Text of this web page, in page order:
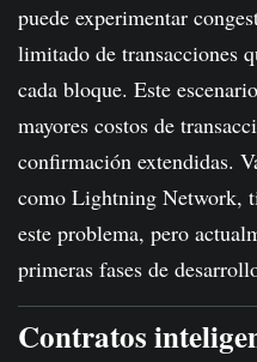
puede experimentar
limitado de transacciones
cada bloque. Este
mayores costos de
confirmación extendidas.
como Lightning Network,
este problema, pero
primeras fases de
Contratos